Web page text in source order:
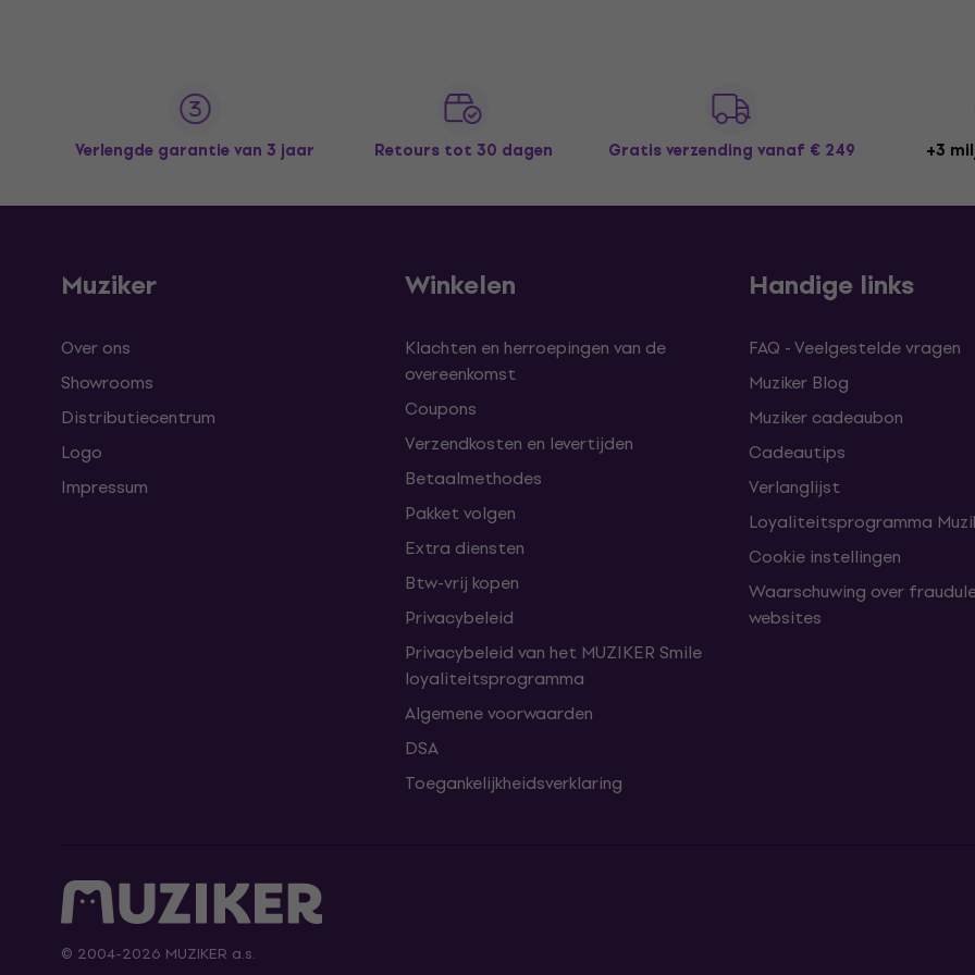
Verlengde garantie van 3 jaar Retours tot 30 dagen Gratis verzending vanaf € 249 +3
Muziker
Over ons
Showrooms
Distributiecentrum
Logo
Impressum
Winkelen
Klachten en herroepingen van de
overeenkomst
Coupons
Verzendkosten en levertijden
Betaalmethodes
Pakket volgen
Extra diensten
Btw-vrij kopen
Privacybeleid
Privacybeleid van het MUZIKER Smile
loyaliteitsprogramma
Algemene voorwaarden
DSA
Toegankelijkheidsverklaring
Handige links
FAQ - Veelgestelde vragen
Muziker Blog
Muziker cadeaubon
Cadeautips
Verlanglijst
Loyaliteitsprogramma
Cookie instellingen
Waarschuwing over
websites
© 2004-2026 MUZIKER a.s.